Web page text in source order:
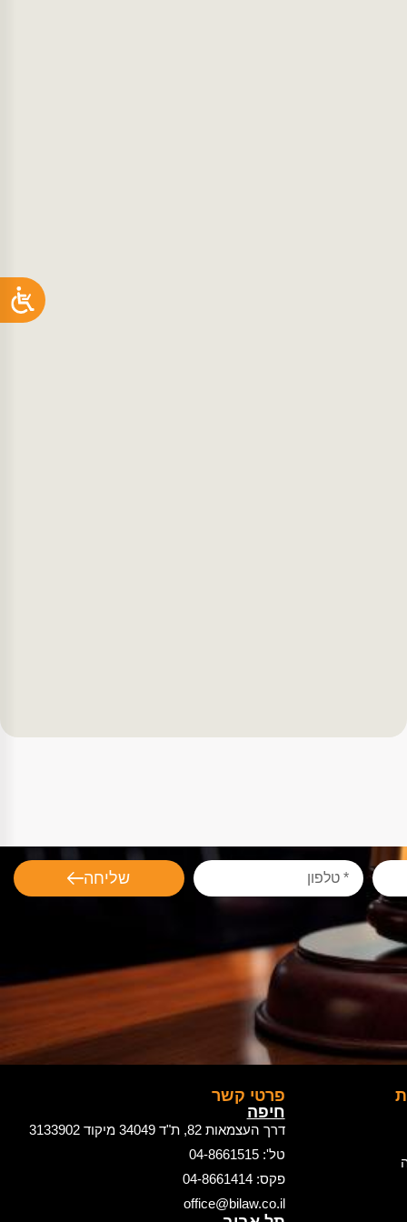
שליחה
פרטי קשר
חיפה
דרך העצמאות 82, ת"ד 34049 מיקוד 3133902
טל': 04-8661515
פקס: 04-8661414
office@bilaw.co.il